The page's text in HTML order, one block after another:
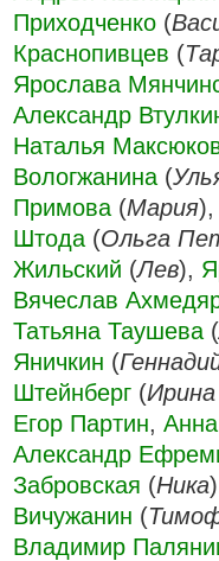
Приходченко (
Краснопивцев (
Ярослава
Александр
Наталья
Вологжанина (
Примова (Мария),
Штода (Ольга
Жильский (Лев),
Вячеслав
Татьяна Таушева (
Яничкин (
Штейнберг (
Егор Партин,
Александр
Забровская (Ника
Вичужанин (
Владимир